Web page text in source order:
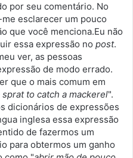
s
e
por seu comentário. No
esclarecer um pouco
que você menciona.Eu não
essa expressão no post.
ver, as pessoas
de modo errado.
que o mais comum em
sprat to catch a mackerel".
dicionários de expressões
inglesa essa expressão
de fazermos um
para obtermos um ganho